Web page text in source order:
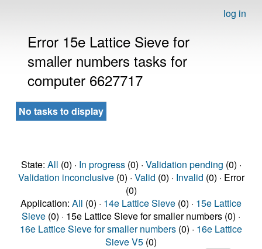
log in
Error 15e Lattice Sieve for
smaller numbers tasks for
computer 6627717
No tasks to display
State: All (0) · In progress(0) · Validation pending (0) ·
Validation inconclusive(0) · Valid (0) · Invalid (0) · Error
(0)
Application: All (0) · 14e Lattice Sieve (0) · 15e Lattice
Sieve (0) · 15e Lattice Sieve for smaller numbers (0) ·
16e Lattice Sieve for smaller numbers (0) · 16e Lattice
Sieve V5 (0)